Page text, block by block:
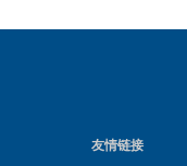
友情链接